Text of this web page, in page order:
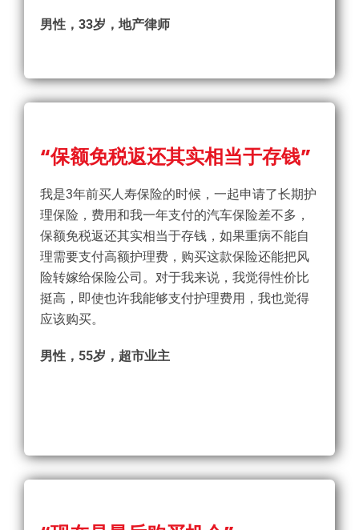
男性，33岁，地产律师
“保额免税返还其实相当于存钱”
我是3年前买人寿保险的时候，一起申请了长期护
理保险，费用和我一年支付的汽车保险差不多，
保额免税返还其实相当于存钱，如果重病不能自
理需要支付高额护理费，购买这款保险还能把风
险转嫁给保险公司。对于我来说，我觉得性价比
挺高，即使也许我能够支付护理费用，我也觉得
应该购买。
男性，55岁，超市业主